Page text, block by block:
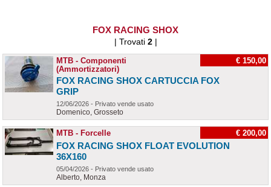
FOX RACING SHOX
| Trovati 2|
MTB - Componenti
(Ammortizzatori)
€ 150,00
FOX RACING SHOX CARTUCCIA FOX
GRIP
12/06/2026 - Privato vende usato
Domenico, Grosseto
MTB - Forcelle € 200,00
FOX RACING SHOX FLOAT EVOLUTION
36X160
05/04/2026 - Privato vende usato
Alberto, Monza